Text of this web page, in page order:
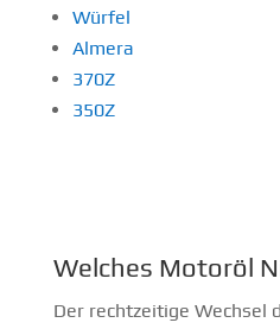
Würfel
Almera
370Z
350Z
Welches Motoröl
Der rechtzeitige Wechsel